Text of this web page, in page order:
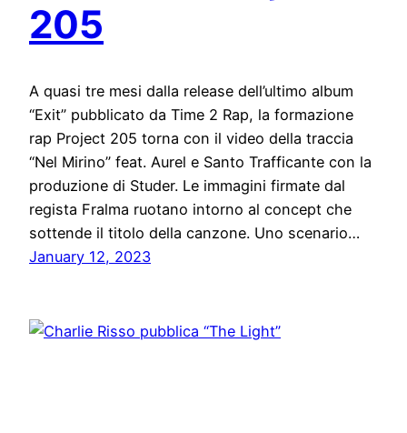
205
A quasi tre mesi dalla release dell’ultimo album
“Exit” pubblicato da Time 2 Rap, la formazione
rap Project 205 torna con il video della traccia
“Nel Mirino” feat. Aurel e Santo Trafficante con la
produzione di Studer. Le immagini firmate dal
regista Fralma ruotano intorno al concept che
sottende il titolo della canzone. Uno scenario…
January 12, 2023